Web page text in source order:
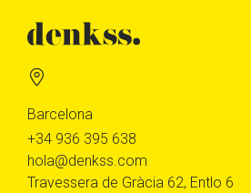
Barcelona
+34 936 395 638
hola@denkss.com
Travessera de Gràcia 62, Entlo 6